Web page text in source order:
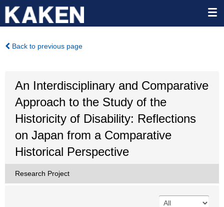
Back to previous page
An Interdisciplinary and Comparative
Approach to the Study of the
Historicity of Disability: Reflections
on Japan from a Comparative
Historical Perspective
Research Project